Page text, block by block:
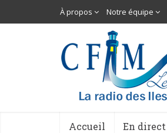
À propos Notre équipe
Accueil En direct